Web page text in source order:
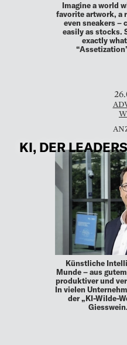
Imagine a world
favorite artwork, a
even sneakers –
easily as stocks.
exactly
KI, DER
Künstliche
Munde – aus
produktiver und
In vielen
der „KI-Wilde-